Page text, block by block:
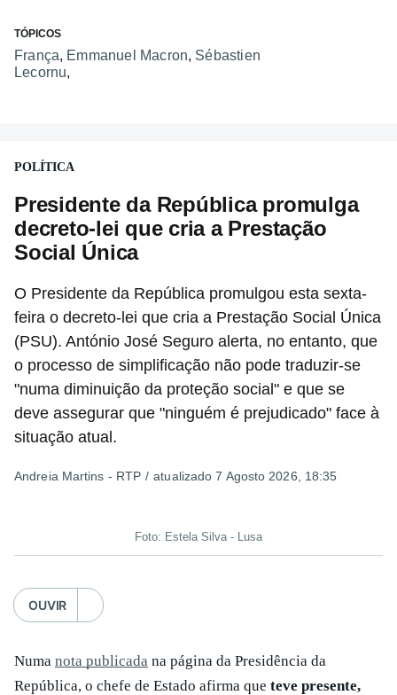
TÓPICOS
França, Emmanuel Macron, Sébastien
Lecornu,
POLÍTICA
Presidente da República promulga
decreto-lei que cria a Prestação
Social Única
O Presidente da República promulgou esta sexta-
feira o decreto-lei que cria a Prestação Social Única
(PSU). António José Seguro alerta, no entanto, que
o processo de simplificação não pode traduzir-se
"numa diminuição da proteção social" e que se
deve assegurar que "ninguém é prejudicado" face à
situação atual.
Andreia Martins - RTP / atualizado 7 Agosto 2026, 18:35
Foto: Estela Silva - Lusa
OUVIR
Numa nota publicada na página da Presidência da
República, o chefe de Estado afirma que teve presente,